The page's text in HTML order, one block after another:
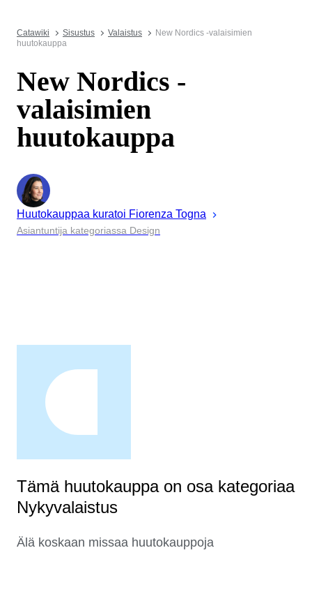
Catawiki Sisustus Valaistus
New Nordics -valaisimien
huutokauppa
New Nordics -
valaisimien
huutokauppa
Huutokauppaa kuratoi Fiorenza Togna
Asiantuntija kategoriassa Design
Tämä huutokauppa on osa kategoriaa
Nykyvalaistus
Älä koskaan missaa huutokauppoja